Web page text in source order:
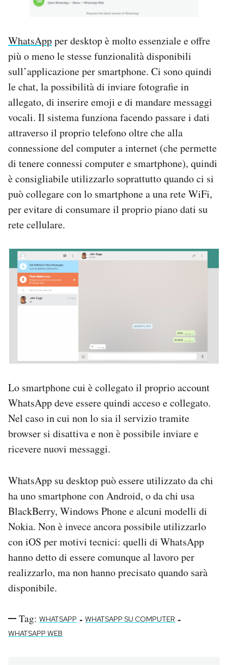
WhatsAppper desktop è molto essenziale e offre
più o meno le stesse funzionalità disponibili
sull’applicazione per smartphone. Ci sono quindi
le chat, la possibilità di inviare fotografie in
allegato, di inserire emoji e di mandare messaggi
vocali. Il sistema funziona facendo passare i dati
attraverso il proprio telefono oltre che alla
connessione del computer a internet (che permette
di tenere connessi computer e smartphone), quindi
è consigliabile utilizzarlo soprattutto quando ci si
può collegare con lo smartphone a una rete WiFi,
per evitare di consumare il proprio piano dati su
rete cellulare.
Lo smartphone cui è collegato il proprio account
WhatsApp deve essere quindi acceso e collegato.
Nel caso in cui non lo sia il servizio tramite
browser si disattiva e non è possibile inviare e
ricevere nuovi messaggi.
WhatsApp su desktop può essere utilizzato da chi
ha uno smartphone con Android, o da chi usa
BlackBerry, Windows Phone e alcuni modelli di
Nokia. Non è invece ancora possibile utilizzarlo
con iOS per motivi tecnici: quelli di WhatsApp
hanno detto di essere comunque al lavoro per
realizzarlo, ma non hanno precisato quando sarà
disponibile.
Tag: WHATSAPP - WHATSAPP SU COMPUTER -
WHATSAPP WEB